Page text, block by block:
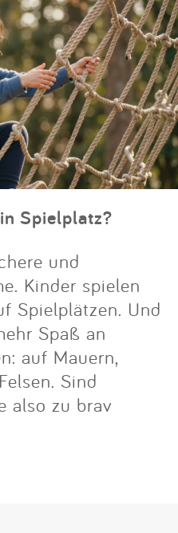
Spielplatz?
und
Kinder spielen
Spielplätzen. Und
Spaß an
auf Mauern,
Sind
also zu brav